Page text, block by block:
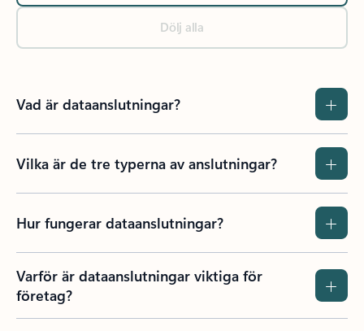
Dölj alla
Vad är dataanslutningar?
Vilka är de tre typerna av anslutningar?
Hur fungerar dataanslutningar?
Varför är dataanslutningar viktiga för
företag?